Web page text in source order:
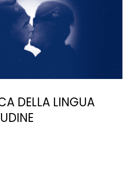
DELLA LINGUA